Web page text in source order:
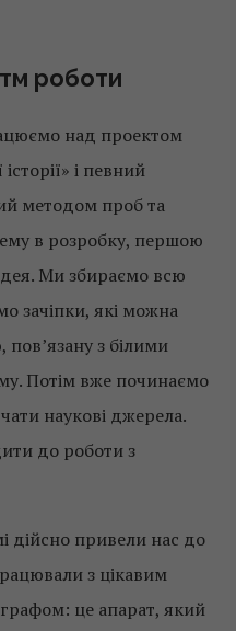
роботи
над проектом
і певний
методом проб та
в розробку, першою
Ми збираємо всю
зачіпки, які можна
пов’язану з білими
Потім вже починаємо
наукові джерела.
до роботи з
дійсно привели нас до
з цікавим
це апарат, який